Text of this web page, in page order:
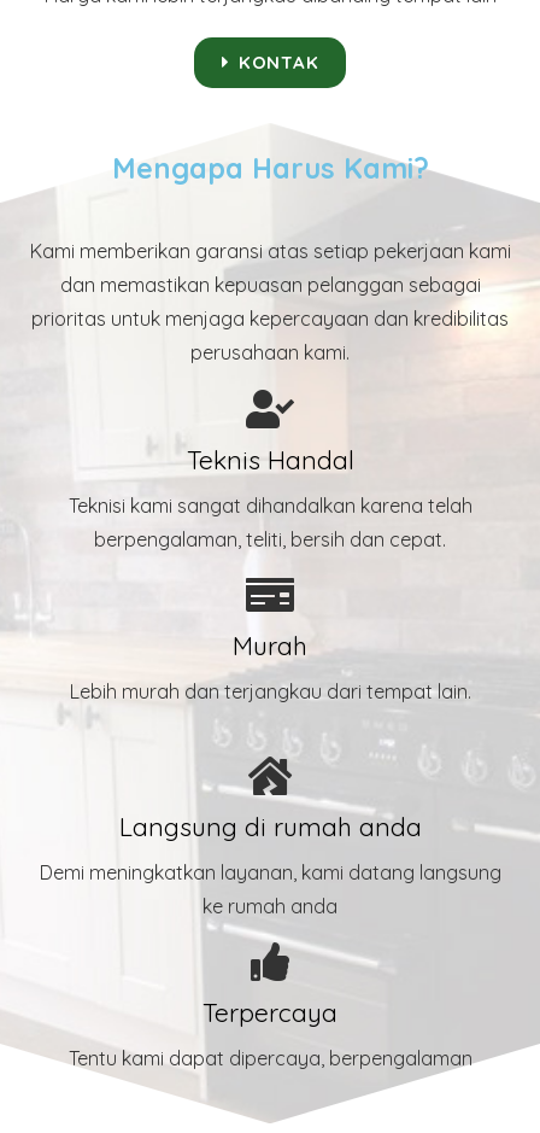
KONTAK
Mengapa Harus Kami?
Kami memberikan garansi atas setiap pekerjaan kami
dan memastikan kepuasan pelanggan sebagai
prioritas untuk menjaga kepercayaan dan kredibilitas
perusahaan kami.
Teknis Handal
Teknisi kami sangat dihandalkan karena telah
berpengalaman, teliti, bersih dan cepat.
Murah
Lebih murah dan terjangkau dari tempat lain.
Langsung di rumah anda
Demi meningkatkan layanan, kami datang langsung
ke rumah anda
Terpercaya
Tentu kami dapat dipercaya, berpengalaman